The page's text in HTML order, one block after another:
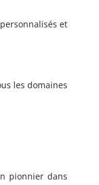
et
les domaines
pionnier dans